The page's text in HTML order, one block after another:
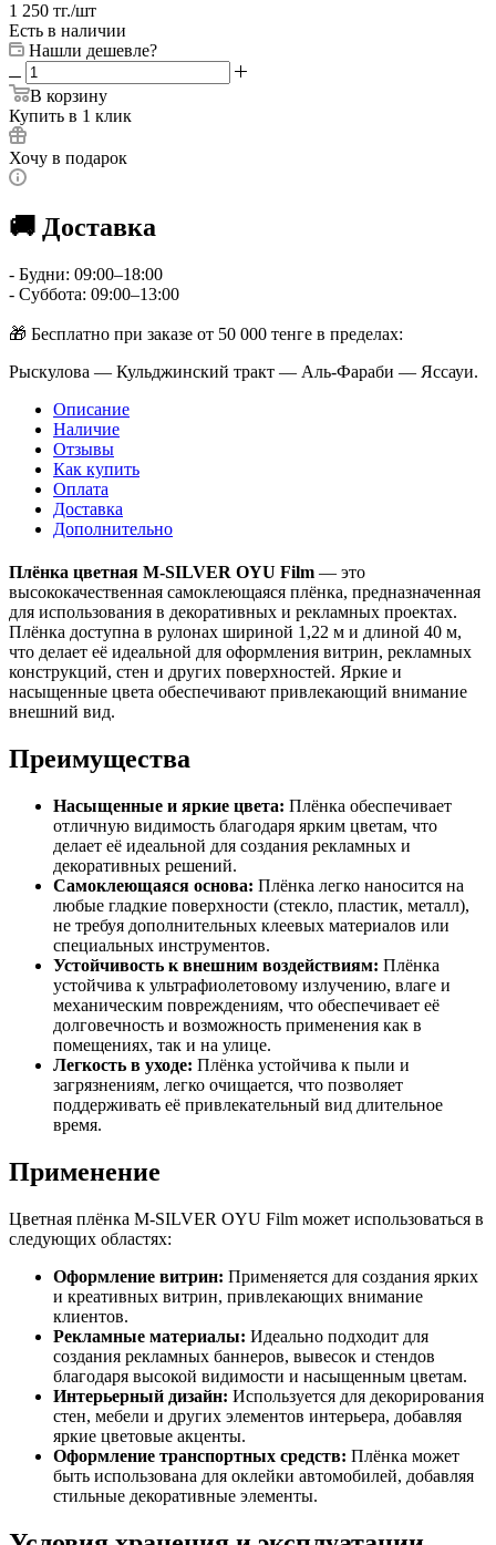
1 250 тг./шт
Есть в наличии
Нашли дешевле?
В корзину
Купить в 1 клик
Хочу в подарок
🚚 Доставка
- Будни: 09:00–18:00
- Суббота: 09:00–13:00
🎁 Бесплатно при заказе от 50 000 тенге в пределах:
Рыскулова — Кульджинский тракт — Аль-Фараби — Яссауи.
Описание
Наличие
Отзывы
Как купить
Оплата
Доставка
Дополнительно
Плёнка цветная M-SILVER OYU Film — это
высококачественная самоклеющаяся плёнка, предназначенная
для использования в декоративных и рекламных проектах.
Плёнка доступна в рулонах шириной 1,22 м и длиной 40 м,
что делает её идеальной для оформления витрин, рекламных
конструкций, стен и других поверхностей. Яркие и
насыщенные цвета обеспечивают привлекающий внимание
внешний вид.
Преимущества
Насыщенные и яркие цвета: Плёнка обеспечивает
отличную видимость благодаря ярким цветам, что
делает её идеальной для создания рекламных и
декоративных решений.
Самоклеющаяся основа: Плёнка легко наносится на
любые гладкие поверхности (стекло, пластик, металл),
не требуя дополнительных клеевых материалов или
специальных инструментов.
Устойчивость к внешним воздействиям: Плёнка
устойчива к ультрафиолетовому излучению, влаге и
механическим повреждениям, что обеспечивает её
долговечность и возможность применения как в
помещениях, так и на улице.
Легкость в уходе: Плёнка устойчива к пыли и
загрязнениям, легко очищается, что позволяет
поддерживать её привлекательный вид длительное
время.
Применение
Цветная плёнка M-SILVER OYU Film может использоваться в
следующих областях:
Оформление витрин: Применяется для создания ярких
и креативных витрин, привлекающих внимание
клиентов.
Рекламные материалы: Идеально подходит для
создания рекламных баннеров, вывесок и стендов
благодаря высокой видимости и насыщенным цветам.
Интерьерный дизайн: Используется для декорирования
стен, мебели и других элементов интерьера, добавляя
яркие цветовые акценты.
Оформление транспортных средств: Плёнка может
быть использована для оклейки автомобилей, добавляя
стильные декоративные элементы.